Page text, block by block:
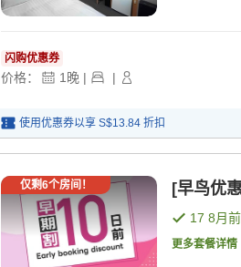
闪购优惠券
价格： 1晚 | |
使用优惠券以享 S$13.84 折扣
仅剩6个房间！ [早鸟优
17 8月
更多套餐详情